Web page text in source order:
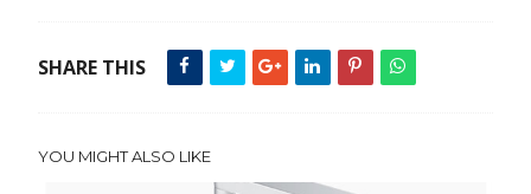
SHARE THIS
YOU MIGHT ALSO LIKE